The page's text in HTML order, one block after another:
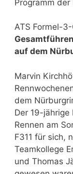
Programm der
ATS Formel-
auf dem
Marvin
dem
Der 19-
Rennen am
F311 für sich,
Teamkollege
und Thomas